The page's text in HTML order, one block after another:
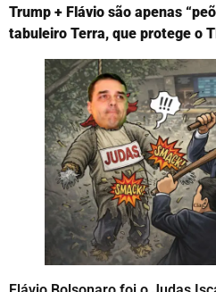
Trump + Flávio são apenas
tabuleiro Terra, que protege o